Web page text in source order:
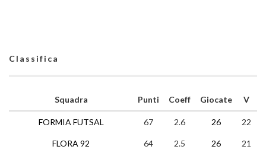
Classifica
Squadra
FORMIA FUTSAL
FLORA 92
Punti Coeff Giocate V
67 2.6 26 22
64 2.5 26 21